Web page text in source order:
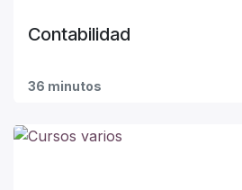
Contabilidad
36 minutos